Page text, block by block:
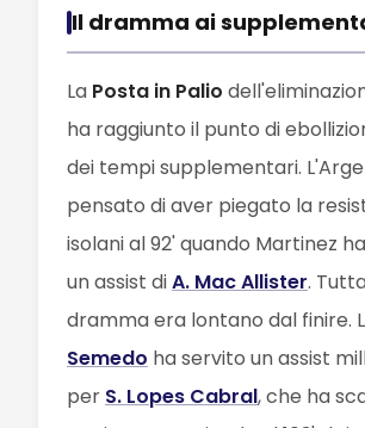
Il dramma ai
La Posta in Palio
ha raggiunto il punto di
dei tempi supplementari.
pensato di aver piegato la
isolani al 92' quando Martinez
un assist diA. Mac Allister.
dramma era lontano dal finire.
Semedo ha servito un assist
per S. Lopes Cabral, che ha